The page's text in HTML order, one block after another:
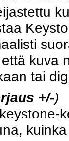
kuva
tai
+/-)